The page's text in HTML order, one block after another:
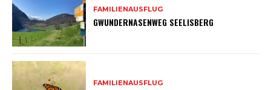
FAMILIENAUSFLUG
GWUNDERNASENWEG SEELISBERG
FAMILIENAUSFLUG